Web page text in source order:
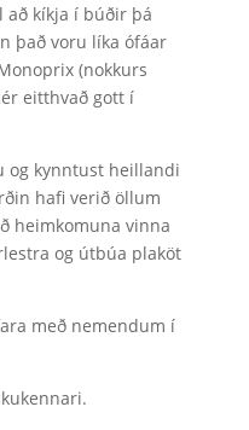
kíkja í búðir þá
það voru líka ófáar
(nokkurs
eitthvað gott í
og kynntust heillandi
hafi verið öllum
heimkomuna vinna
og útbúa plaköt
með nemendum í